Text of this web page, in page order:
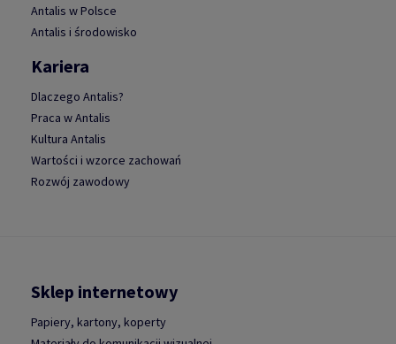
Antalis w Polsce
Antalis i środowisko
Kariera
Dlaczego Antalis?
Praca w Antalis
Kultura Antalis
Wartości i wzorce zachowań
Rozwój zawodowy
Sklep internetowy
Papiery, kartony, koperty